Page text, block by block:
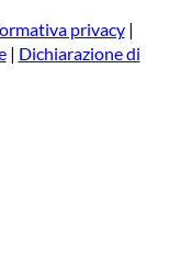
privacy|
| Dichiarazione di